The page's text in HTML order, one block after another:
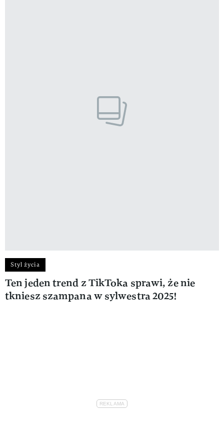
Styl życia
Ten jeden trend z TikToka sprawi, że nie
tkniesz szampana w sylwestra 2025!